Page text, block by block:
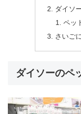
ダイソ
ペッ
さいごに
ダイソーのペ